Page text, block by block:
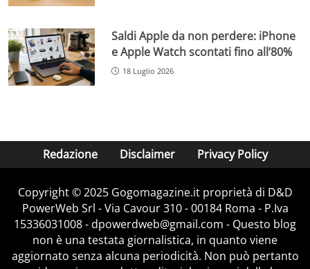
Saldi Apple da non perdere: iPhone
e Apple Watch scontati fino all’80%
18 Luglio 2026
Redazione Disclaimer Privacy Policy
Copyright © 2025 Gogomagazine.it proprietà di D&D
PowerWeb Srl - Via Cavour 310 - 00184 Roma - P.Iva
15336031008 - dpowerdweb@gmail.com - Questo blog
non è una testata giornalistica, in quanto viene
aggiornato senza alcuna periodicità. Non può pertanto